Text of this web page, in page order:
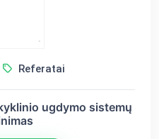
Referatai
ugdymo sistemų